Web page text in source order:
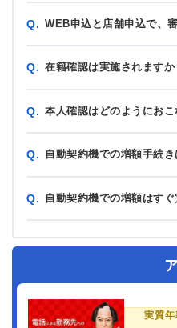
Q. WEB申込と店舗申込で、
Q. 在籍確認は実施されますか
Q. 本人確認はどのようにおこ
Q. 自動契約機での増額手続き
Q. 自動契約機での増額はすぐ
実質年